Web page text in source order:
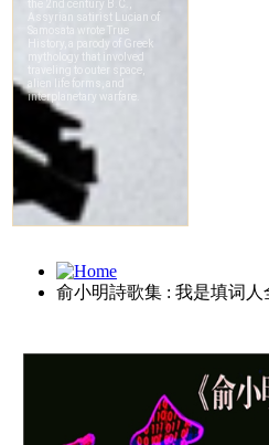
俞小明詩歌集 : 我是填词人